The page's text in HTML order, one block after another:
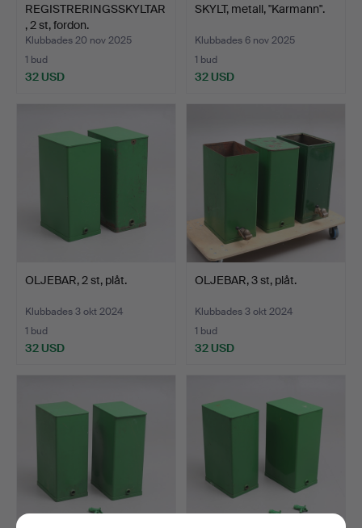
REGISTRERINGSSKYLTAR
, 2 st, fordon.
Klubbades 20 nov 2025
1 bud
32 USD
SKYLT, metall, "Karmann".
Klubbades 6 nov 2025
1 bud
32 USD
OLJEBAR, 2 st, plåt.
Klubbades 3 okt 2024
1 bud
32 USD
OLJEBAR, 3 st, plåt.
Klubbades 3 okt 2024
1 bud
32 USD